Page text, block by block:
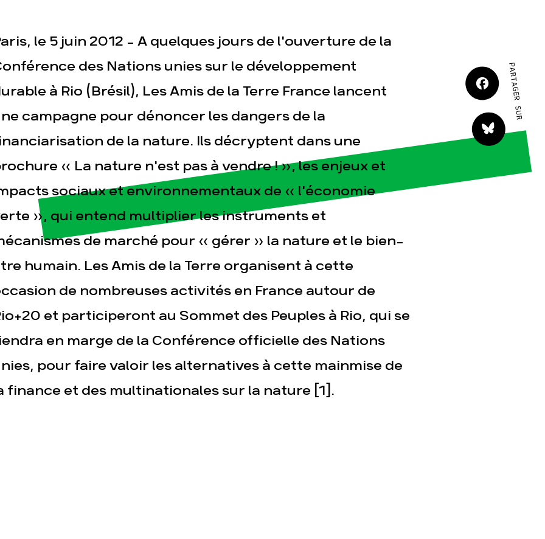
Publications Contact
le 5 juin 2012 - A quelques jours de l'ouverture de la
des Nations unies sur le développement
à Rio (Brésil), Les Amis de la Terre France lancent
campagne pour dénoncer les dangers de la
de la nature. Ils décryptent dans une
« La nature n'est pas à vendre ! », les enjeux et
sociaux et environnementaux de « l'économie
», qui entend multiplier les instruments et
de marché pour « gérer » la nature et le bien-
humain. Les Amis de la Terre organisent à cette
de nombreuses activités en France autour de
et participeront au Sommet des Peuples à Rio, qui se
en marge de la Conférence officielle des Nations
pour faire valoir les alternatives à cette mainmise de
finance et des multinationales sur la nature [1].
PARTAGER SUR